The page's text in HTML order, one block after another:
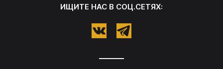
ИЩИТЕ НАС В СОЦ.СЕТЯХ: